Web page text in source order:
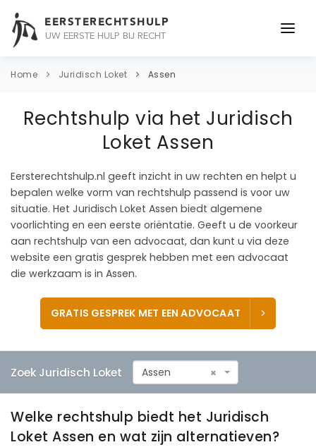
EERSTERECHTSHULP
UW EERSTE HULP BIJ RECHT
ONDERWERPEN
CONTACT
Home Juridisch Loket Assen
Rechtshulp via het Juridisch
Loket Assen
Eersterechtshulp.nl geeft inzicht in uw rechten en helpt u
bepalen welke vorm van rechtshulp passend is voor uw
situatie. Het Juridisch Loket Assen biedt algemene
voorlichting en een eerste oriëntatie. Geeft u de voorkeur
aan rechtshulp van een advocaat, dan kunt u via deze
website een gratis gesprek hebben met een advocaat
die werkzaam is in Assen.
GRATIS GESPREK MET EEN ADVOCAAT
Zoek Juridisch Loket ×
Assen
Welke rechtshulp biedt het Juridisch
Loket Assen en wat zijn alternatieven?